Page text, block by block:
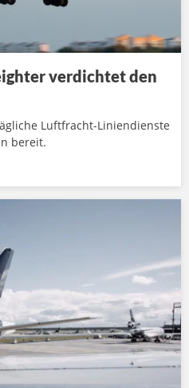
verdichtet den
Luftfracht-Liniendienste
bereit.